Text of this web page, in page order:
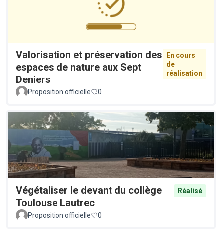
Valorisation et préservation des
espaces de nature aux Sept
Deniers
En cours
de
réalisation
Proposition officielle 0
Végétaliser le devant du collège
Toulouse Lautrec
Réalisé
Proposition officielle 0